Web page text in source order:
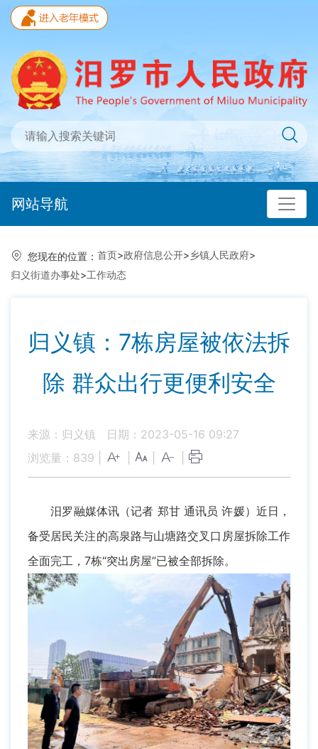
网站导航
您现在的位置： 首页>政府信息公开>乡镇人民政府>
归义街道办事处>工作动态
归义镇：7栋房屋被依法拆
除 群众出行更便利安全
来源：归义镇
日期：2023-05-16 09:27
浏览量： 839
汨罗融媒体讯（记者 郑甘 通讯员 许媛）近日，
备受居民关注的高泉路与山塘路交叉口房屋拆除工作
全面完工，7栋“突出房屋”已被全部拆除。